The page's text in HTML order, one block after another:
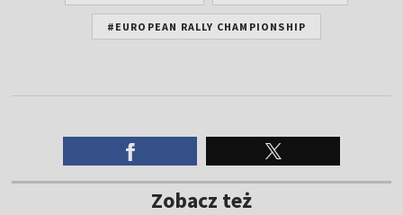
#EUROPEAN RALLY CHAMPIONSHIP
Zobacz też